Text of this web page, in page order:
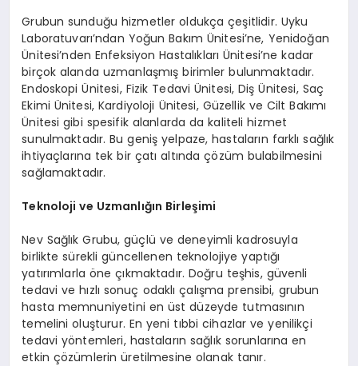
Grubun sunduğu hizmetler oldukça çeşitlidir. Uyku
Laboratuvarı’ndan Yoğun Bakım Ünitesi’ne, Yenidoğan
Ünitesi’nden Enfeksiyon Hastalıkları Ünitesi’ne kadar
birçok alanda uzmanlaşmış birimler bulunmaktadır.
Endoskopi Ünitesi, Fizik Tedavi Ünitesi, Diş Ünitesi, Saç
Ekimi Ünitesi, Kardiyoloji Ünitesi, Güzellik ve Cilt Bakımı
Ünitesi gibi spesifik alanlarda da kaliteli hizmet
sunulmaktadır. Bu geniş yelpaze, hastaların farklı sağlık
ihtiyaçlarına tek bir çatı altında çözüm bulabilmesini
sağlamaktadır.
Teknoloji ve Uzmanlığın Birleşimi
Nev Sağlık Grubu, güçlü ve deneyimli kadrosuyla
birlikte sürekli güncellenen teknolojiye yaptığı
yatırımlarla öne çıkmaktadır. Doğru teşhis, güvenli
tedavi ve hızlı sonuç odaklı çalışma prensibi, grubun
hasta memnuniyetini en üst düzeyde tutmasının
temelini oluşturur. En yeni tıbbi cihazlar ve yenilikçi
tedavi yöntemleri, hastaların sağlık sorunlarına en
etkin çözümlerin üretilmesine olanak tanır.